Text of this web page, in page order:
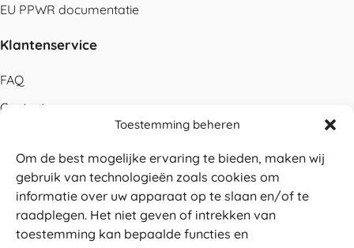
Toestemming beheren
Om de best mogelijke ervaring te bieden, maken wij
gebruik van technologieën zoals cookies om
informatie over uw apparaat op te slaan en/of te
raadplegen. Het niet geven of intrekken van
toestemming kan bepaalde functies en
EU PPWR documentatie
Klantenservice
FAQ
Contact
Betalen
Levering
Retouren